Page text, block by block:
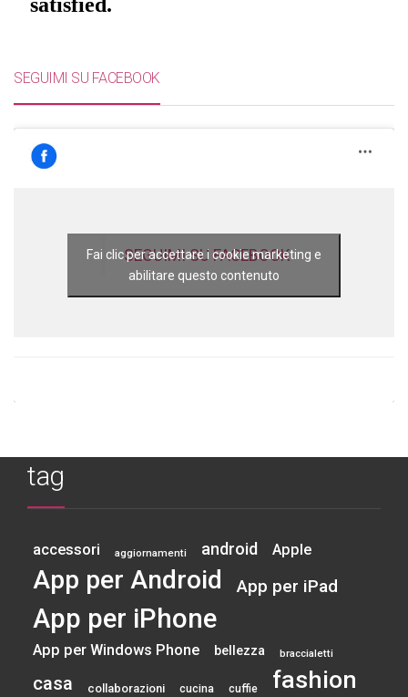
SEGUIMI SU FACEBOOK
SEGUIMI SU FACEBOOK
Fai clic per accettare i cookie marketing e
abilitare questo contenuto
tag
accessori aggiornamenti android Apple
App per Android App per iPad
App per iPhone
App per Windows Phone bellezza braccialetti
casa collaborazioni cucina cuffie fashion